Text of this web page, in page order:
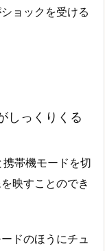
ョックを受ける
しっくりくる
帯機モードを切
映すことのでき
ドのほうにチュ